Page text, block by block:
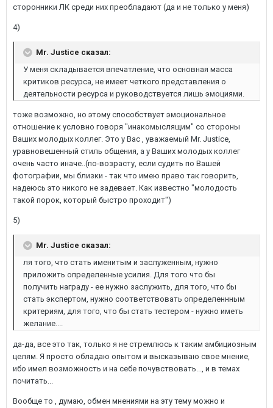
сторонники ЛК среди них преобладают (да и не только у меня)
4)
Mr. Justice сказал:
У меня складывается впечатление, что основная масса
критиков ресурса, не имеет четкого представления о
деятельности ресурса и руководствуется лишь эмоциями.
тоже возможно, но этому способствует эмоциональное
отношение к условно говоря "инакомыслящим" со стороны
Ваших молодых коллег. Это у Вас , уважаемый Mr. Justice,
уравновешенный стиль общения, а у Ваших молодых коллег
очень часто иначе..(по-возрасту, если судить по Вашей
фотографии, мы близки - так что имею право так говорить,
надеюсь это никого не задевает. Как известно "молодость
такой порок, который быстро проходит")
5)
Mr. Justice сказал:
ля того, что стать именитым и заслуженным, нужно
приложить определенные усилия. Для того что бы
получить награду - ее нужно заслужить, для того, что бы
стать экспертом, нужно соответствовать определеннным
критериям, для того, что бы стать тестером - нужно иметь
желание....
да-да, все это так, только я не стремлюсь к таким амбициозным
целям. Я просто обладаю опытом и высказываю свое мнение,
ибо имел возможность и на себе почувствовать..., и в темах
почитать...
Вообще то , думаю, обмен мнениями на эту тему можно и